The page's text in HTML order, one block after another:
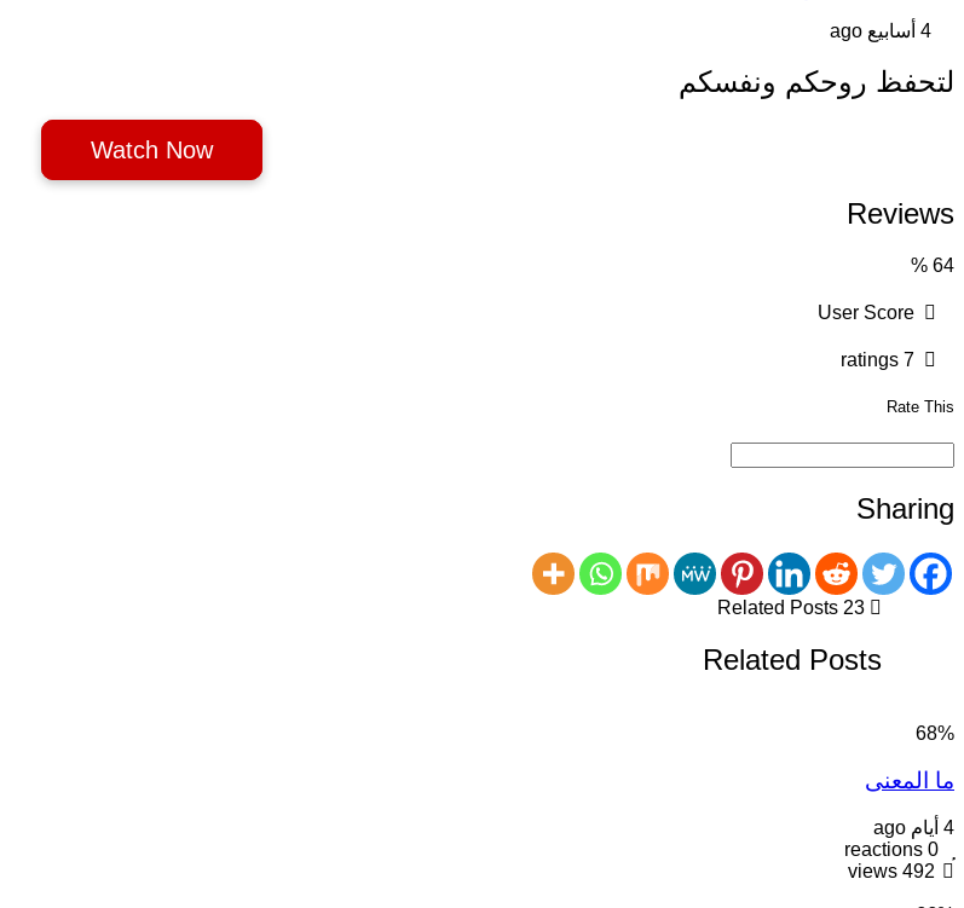
4 أسابيع ago
لتحفظ روحكم ونفسكم
Watch Now
Reviews
64
%
User Score
7 ratings
Rate This
Sharing
23 Related Posts
Related Posts
68%
ما المعنى
4 أيام ago
0
reactions
492
views